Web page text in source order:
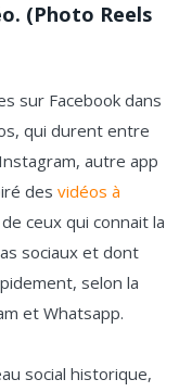
(Photo Reels
sur Facebook dans
qui durent entre
autre app
des vidéos à
ceux qui connait la
sociaux et dont
selon la
et Whatsapp.
social historique,